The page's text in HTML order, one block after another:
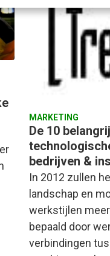
MARKETING
De 10
bedrijven &
In 2012 zullen
landschap en
werkstijlen
bepaald door
verbindingen